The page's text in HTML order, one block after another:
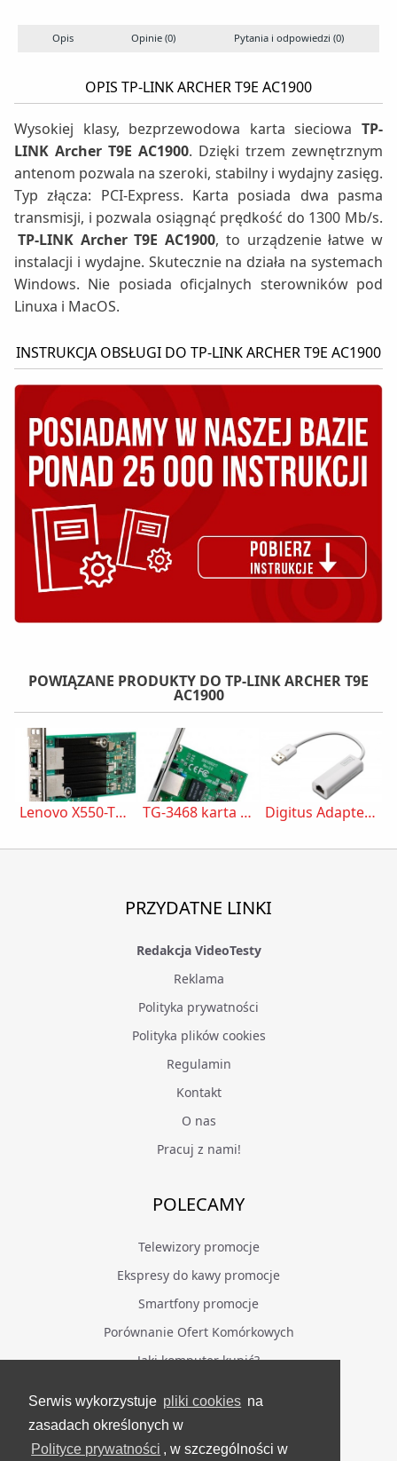
Serwis wykorzystuje pliki cookies na
zasadach określonych w
Polityce prywatności , w szczególności w
Opis Opinie (0) Pytania i odpowiedzi (0)
OPIS TP-LINK ARCHER T9E AC1900
Wysokiej klasy, bezprzewodowa karta sieciowa TP-
LINK Archer T9E AC1900. Dzięki trzem zewnętrznym
antenom pozwala na szeroki, stabilny i wydajny zasięg.
Typ złącza: PCI-Express. Karta posiada dwa pasma
transmisji, i pozwala osiągnąć prędkość do 1300 Mb/s.
TP-LINK Archer T9E AC1900, to urządzenie łatwe w
instalacji i wydajne. Skutecznie na działa na systemach
Windows. Nie posiada oficjalnych sterowników pod
Linuxa i MacOS.
INSTRUKCJA OBSŁUGI DO TP-LINK ARCHER T9E AC1900
POWIĄZANE PRODUKTY DO TP-LINK ARCHER T9E
AC1900
Lenovo X550-T2 (00MM860) TG-3468 karta sieciowa 1x1GB PCI-E BOX Digitus Adapter USB2.0 do RJ45 Fast Ethernet 10/100 Mbps
PRZYDATNE LINKI
Redakcja VideoTesty
Reklama
Polityka prywatności
Polityka plików cookies
Regulamin
Kontakt
O nas
Pracuj z nami!
POLECAMY
Telewizory promocje
Ekspresy do kawy promocje
Smartfony promocje
Porównanie Ofert Komórkowych
Jaki komputer kupić?
BĄDŹ NA BIEŻĄCO
Facebook